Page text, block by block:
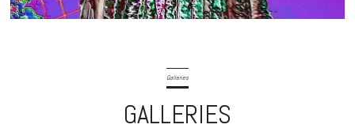
Galleries
GALLERIES